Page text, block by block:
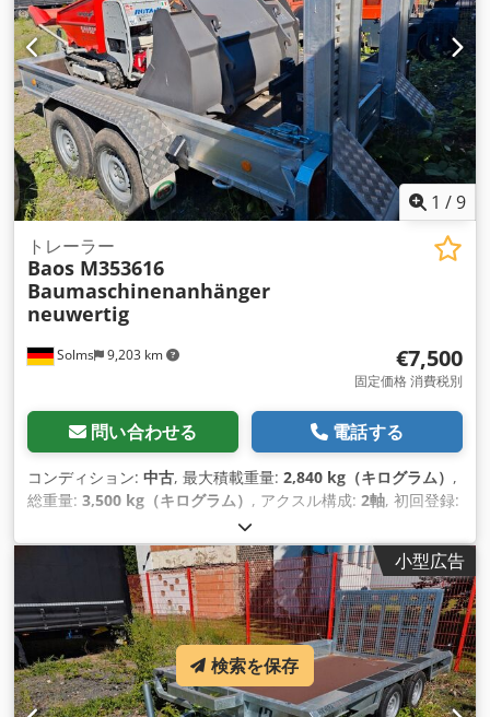
1 /9
Solms 9,203 km
トレーラー
Baos M353616
Baumaschinenanhänger
neuwertig
€7,500
固定価格 消費税別
問い合わせる 電話する
コンディション: 中古, 最大積載重量: 2,840 kg（キログラム） ,
総重量: 3,500 kg（キログラム） , アクスル構成: 2軸, 初回登録:
小型広告
検索を保存